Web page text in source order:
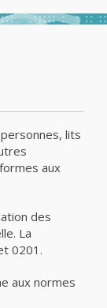
lits
aux
des
La
0201.
aux normes